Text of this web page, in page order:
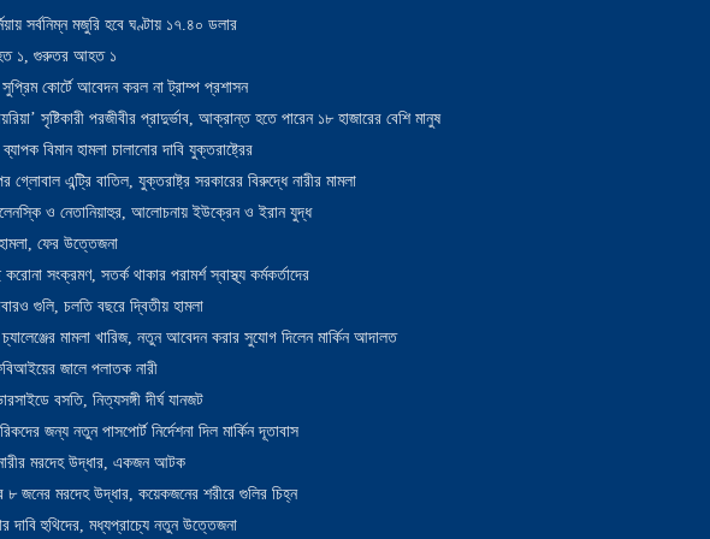
সর্বনিম্ন মজুরি হবে ঘণ্টায় ১৭.৪০ ডলার
১, গুরুতর আহত ১
কোর্টে আবেদন করল না ট্রাম্প প্রশাসন
সৃষ্টিকারী পরজীবীর প্রাদুর্ভাব, আক্রান্ত হতে পারেন ১৮ হাজারের বেশি মানুষ
বিমান হামলা চালানোর দাবি যুক্তরাষ্ট্রের
গ্লোবাল এন্ট্রি বাতিল, যুক্তরাষ্ট্র সরকারের বিরুদ্ধে নারীর মামলা
ও নেতানিয়াহুর, আলোচনায় ইউক্রেন ও ইরান যুদ্ধ
হামলা, ফের উত্তেজনা
সংক্রমণ, সতর্ক থাকার পরামর্শ স্বাস্থ্য কর্মকর্তাদের
গুলি, চলতি বছরে দ্বিতীয় হামলা
মামলা খারিজ, নতুন আবেদন করার সুযোগ দিলেন মার্কিন আদালত
জালে পলাতক নারী
বসতি, নিত্যসঙ্গী দীর্ঘ যানজট
জন্য নতুন পাসপোর্ট নির্দেশনা দিল মার্কিন দূতাবাস
নারীর মরদেহ উদ্ধার, একজন আটক
৮ জনের মরদেহ উদ্ধার, কয়েকজনের শরীরে গুলির চিহ্ন
দাবি হুথিদের, মধ্যপ্রাচ্যে নতুন উত্তেজনা